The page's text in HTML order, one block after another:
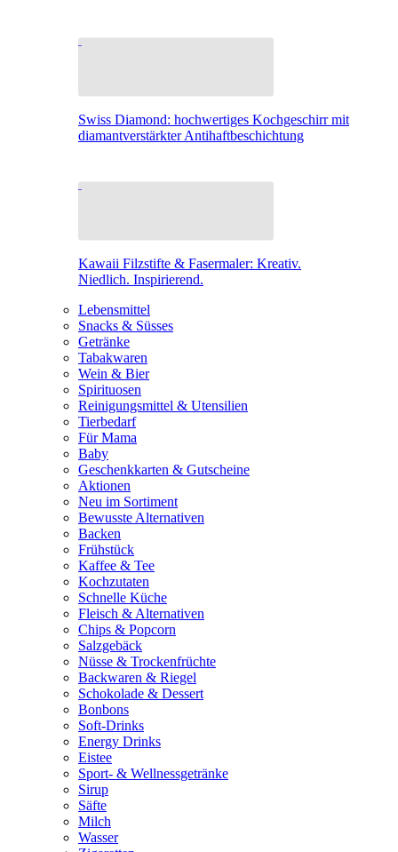
Swiss Diamond: hochwertiges Kochgeschirr mit
diamantverstärkter Antihaftbeschichtung
Kawaii Filzstifte & Fasermaler: Kreativ.
Niedlich. Inspirierend.
Lebensmittel
Snacks & Süsses
Getränke
Tabakwaren
Wein & Bier
Spirituosen
Reinigungsmittel & Utensilien
Tierbedarf
Für Mama
Baby
Geschenkkarten & Gutscheine
Aktionen
Neu im Sortiment
Bewusste Alternativen
Backen
Frühstück
Kaffee & Tee
Kochzutaten
Schnelle Küche
Fleisch & Alternativen
Chips & Popcorn
Salzgebäck
Nüsse & Trockenfrüchte
Backwaren & Riegel
Schokolade & Dessert
Bonbons
Soft-Drinks
Energy Drinks
Eistee
Sport- & Wellnessgetränke
Sirup
Säfte
Milch
Wasser